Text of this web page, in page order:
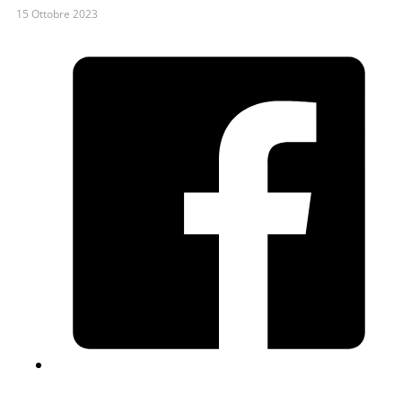
15 Ottobre 2023